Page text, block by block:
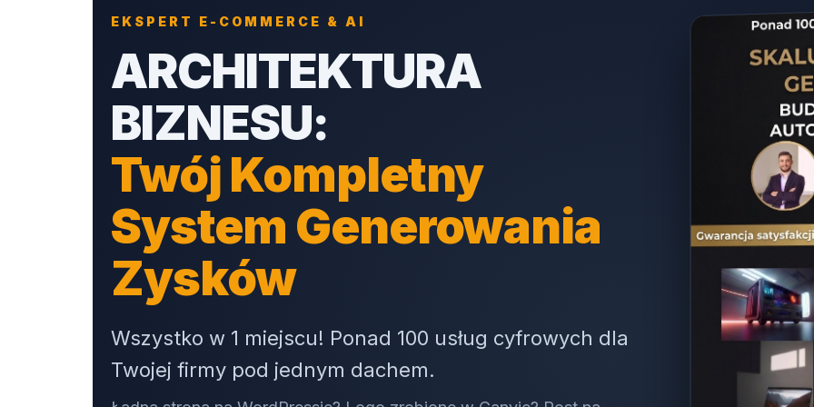
EKSPERT E-COMMERCE & AI
ARCHITEKTURA
BIZNESU:
Twój Kompletny
System Generowania
Zysków
Wszystko w 1 miejscu! Ponad 100 usług cyfrowych dla
Twojej firmy pod jednym dachem.